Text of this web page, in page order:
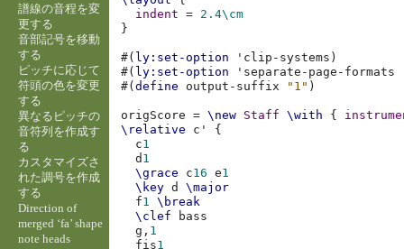
indent
= 2.4\cm
}
#( ly:set-option 'clip-systems )
#( ly:set-option 'separate-page-formats
#(define output-suffix "1" )
origScore = \new Staff \with {
\relative
c'
{
c1
d 1
\grace
c16 e1
\key d
\major
f1
\break
\clef
bass
g, 1
fis1
譜線の音程を変
更する
音部記号を移動
する
ピッチに応じて
符頭の色を変更
する
異なるピッチの
音符列を作成す
る
カスタマイズさ
れた調号を作成
する
Direction of
merged ‘fa’ shape
note heads